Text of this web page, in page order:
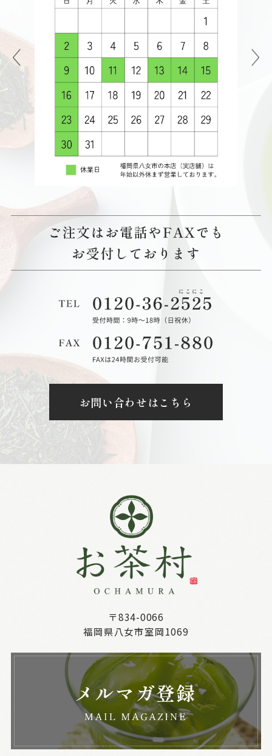
お問い合わせはこちら
〒834-0066
福岡県八女市室岡1069